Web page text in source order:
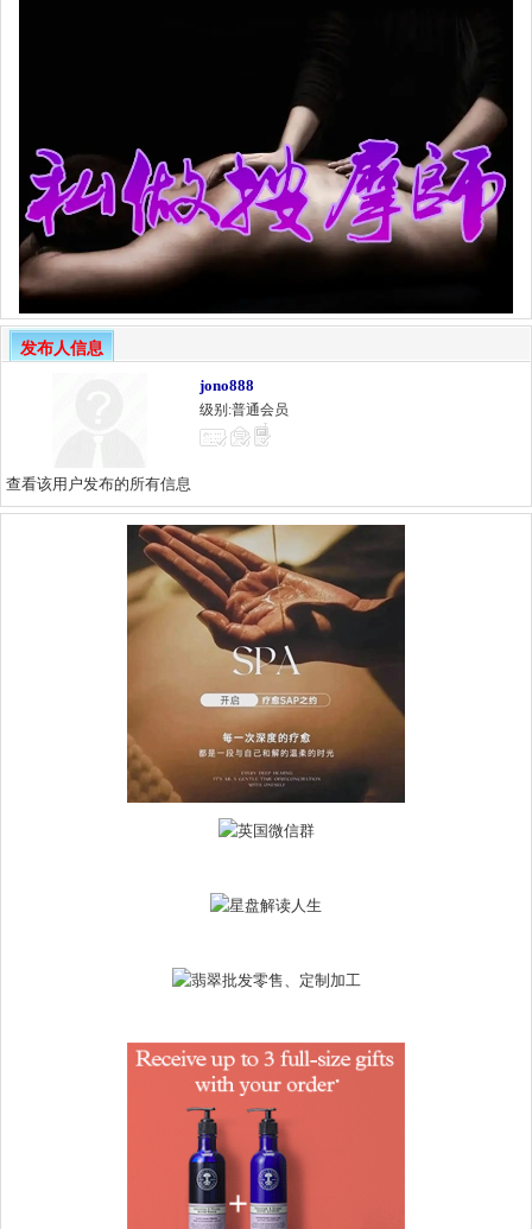
发布人信息
jono888
级别:普通会员
查看该用户发布的所有信息